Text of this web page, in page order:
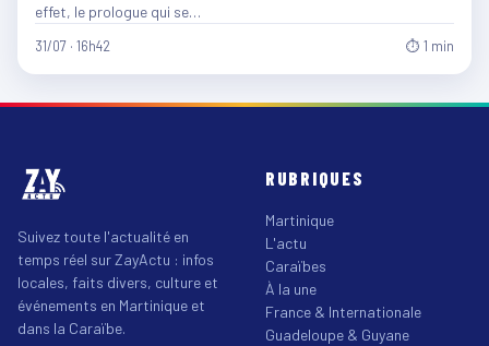
effet, le prologue qui se…
31/07 · 16h42 ⏱ 1 min
Suivez toute l'actualité en
temps réel sur ZayActu : infos
locales, faits divers, culture et
événements en Martinique et
dans la Caraïbe.
RUBRIQUES
Martinique
L'actu
Caraïbes
À la une
France & Internationale
Guadeloupe & Guyane